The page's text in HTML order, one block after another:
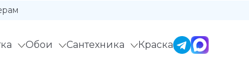
Обои Сантехника Краска